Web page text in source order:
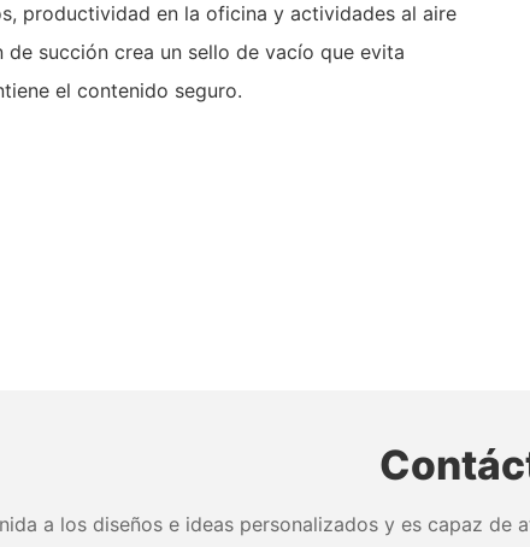
productividad en la oficina y actividades al aire
de succión crea un sello de vacío que evita
el contenido seguro.
a los diseños e ideas personalizados y es capaz